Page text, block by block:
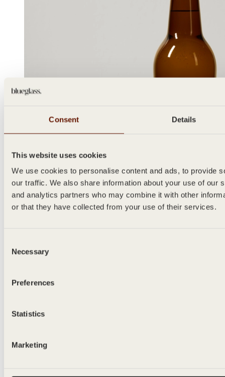
Consent Details
This website uses cookies
We use cookies to personalise content and ads, to provide
our traffic. We also share information about your use of our
and analytics partners who may combine it with other
or that they have collected from your use of their services.
Selection
Necessary
Preferences
Statistics
Marketing
500ml